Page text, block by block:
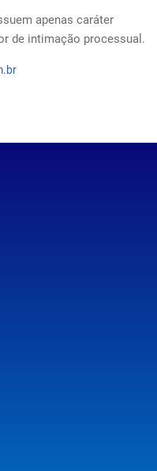
apenas caráter
de intimação processual.